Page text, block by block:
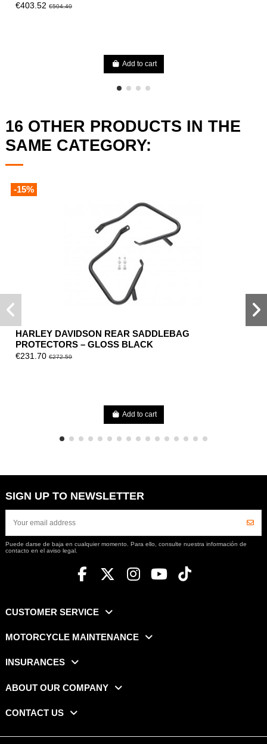
€403.52€504.40
Add to cart
16 OTHER PRODUCTS IN THE
SAME CATEGORY:
-15%
HARLEY DAVIDSON REAR SADDLEBAG
PROTECTORS – GLOSS BLACK
€231.70€272.59
Add to cart
SIGN UP TO NEWSLETTER
Puede darse de baja en cualquier momento. Para ello, consulte nuestra información de
contacto en el aviso legal.
CUSTOMER SERVICE
MOTORCYCLE MAINTENANCE
INSURANCES
ABOUT OUR COMPANY
CONTACT US